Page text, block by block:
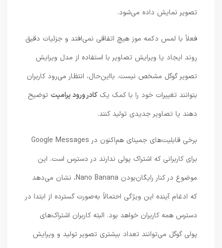
تصویر نمایش داده می‌شود.
فعلاً با لمس دکمه موز هیچ اتفاقی نمی‌افتد و جزئیات دقیق
روند ایجاد یا ویرایش تصاویر با استفاده از مدل ویرایش
تصویر گوگل مشخص نیست. بااین‌حال، انتظار می‌رود کاربران
بتوانند تغییرات خود را با کمک یککادر ورود پرامپتتوضیح
دهند یا تصاویر جدیدی تولید کنند.
برخی قابلیت‌های جمینای هم‌اکنون در Google Messages
برای کاربرانی که اشتراک پولی ندارند در دسترس است. این
موضوع در کنار رایگان‌بودن Nano Banana، نشان می‌دهد
که ادغام آینده این ویژگی احتمالاً به‌صورت گسترده از ابتدا در
دسترس همه کاربران خواهد بود. البته کاربران اشتراک‌های
پولی گوگل می‌توانند تعداد بیشتری تصویر تولید و ویرایش